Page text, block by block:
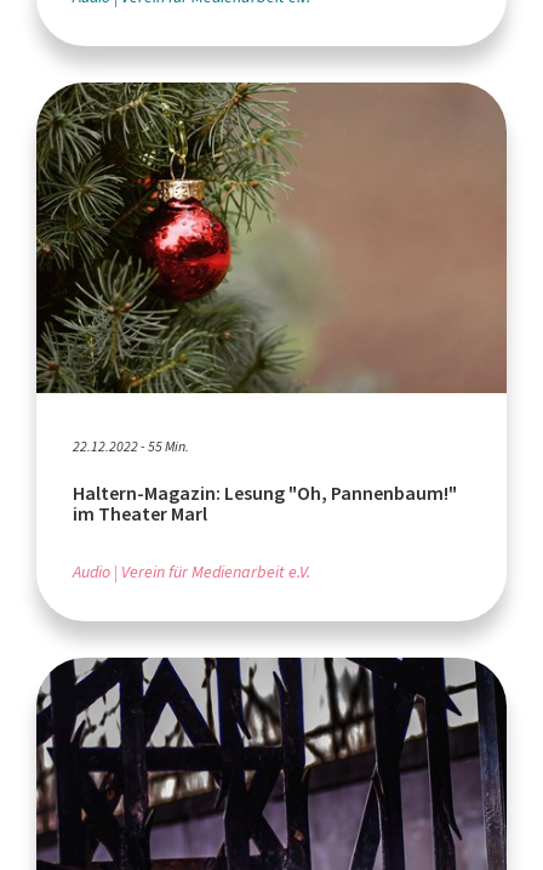
22.12.2022 - 55 Min.
Haltern-Magazin: Lesung "Oh, Pannenbaum!"
im Theater Marl
Audio Verein für Medienarbeit e.V.